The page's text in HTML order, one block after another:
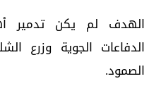
الهدف لم يكن تدمير
الدفاعات الجوية وزرع
الصمود.